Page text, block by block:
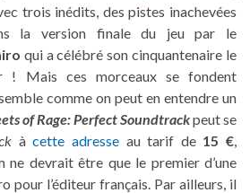
trois inédits, des pistes inachevées
la version finale du jeu par le
qui a célébré son cinquantenaire le
! Mais ces morceaux se fondent
comme on peut en entendre un
of Rage: Perfect Soundtrackpeut se
àcette adresse au tarif de 15 €,
ne devrait être que le premier d’une
pour l’éditeur français. Par ailleurs, il